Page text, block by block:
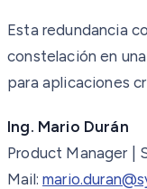
Esta redundancia
constelación en
para aplicaciones
Ing. Mario Durán
Product Manager |
Mail: